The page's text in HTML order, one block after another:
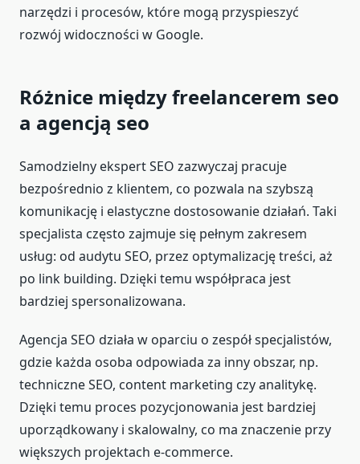
narzędzi i procesów, które mogą przyspieszyć
rozwój widoczności w Google.
Różnice między freelancerem seo
a agencją seo
Samodzielny ekspert SEO zazwyczaj pracuje
bezpośrednio z klientem, co pozwala na szybszą
komunikację i elastyczne dostosowanie działań. Taki
specjalista często zajmuje się pełnym zakresem
usług: od audytu SEO, przez optymalizację treści, aż
po link building. Dzięki temu współpraca jest
bardziej spersonalizowana.
Agencja SEO działa w oparciu o zespół specjalistów,
gdzie każda osoba odpowiada za inny obszar, np.
techniczne SEO, content marketing czy analitykę.
Dzięki temu proces pozycjonowania jest bardziej
uporządkowany i skalowalny, co ma znaczenie przy
większych projektach e-commerce.